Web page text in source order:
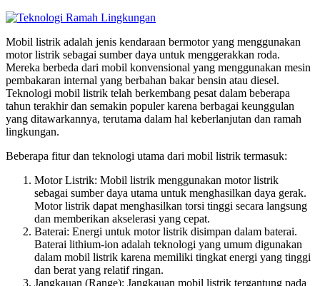
Mobil listrik adalah jenis kendaraan bermotor yang menggunakan
motor listrik sebagai sumber daya untuk menggerakkan roda.
Mereka berbeda dari mobil konvensional yang menggunakan mesin
pembakaran internal yang berbahan bakar bensin atau diesel.
Teknologi mobil listrik telah berkembang pesat dalam beberapa
tahun terakhir dan semakin populer karena berbagai keunggulan
yang ditawarkannya, terutama dalam hal keberlanjutan dan ramah
lingkungan.
Beberapa fitur dan teknologi utama dari mobil listrik termasuk:
Motor Listrik: Mobil listrik menggunakan motor listrik
sebagai sumber daya utama untuk menghasilkan daya gerak.
Motor listrik dapat menghasilkan torsi tinggi secara langsung
dan memberikan akselerasi yang cepat.
Baterai: Energi untuk motor listrik disimpan dalam baterai.
Baterai lithium-ion adalah teknologi yang umum digunakan
dalam mobil listrik karena memiliki tingkat energi yang tinggi
dan berat yang relatif ringan.
Jangkauan (Range): Jangkauan mobil listrik tergantung pada